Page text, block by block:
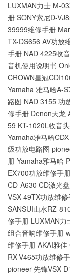
LUXMAN力士 M-
册 SONY索尼D-
39999维修手册
TX-DS656 AV功放
手册 NAD 4225收
音机使用说明书
CROWN皇冠
Yamaha 雅马哈A-
路图 NAD 3155 功
修手册 Denon天龙
59 KT-1020L收音
Yamaha雅马哈
级功放电路图
册 Yamaha雅马哈
EX700功放维修手册
CD-A630 CD激光
VSX-49TX功放维修
SANSUI山水RZ-
修手册 LUXMAN力
组合音响维修手册
维修手册 AKAI雅佳
RX-V465功放维修
pioneer 先锋VSX-